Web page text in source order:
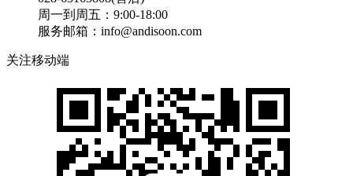
周一到周五：9:00-18:00
服务邮箱：info@andisoon.com
关注移动端